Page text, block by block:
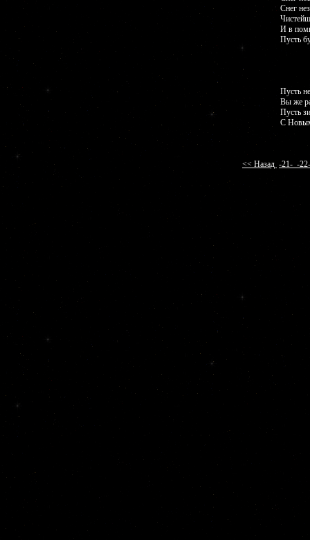
Снег
И в
Пусть
Пусть
Вы же
Пусть
С
<< Назад -21- -